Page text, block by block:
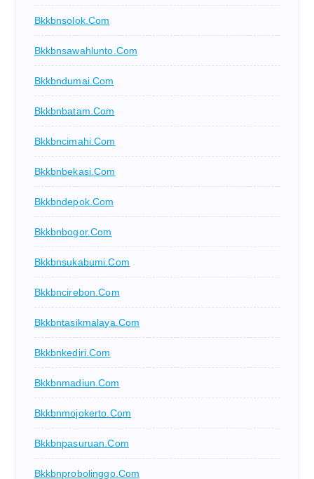
Bkkbnsolok.com
Bkkbnsawahlunto.com
Bkkbndumai.com
Bkkbnbatam.com
Bkkbncimahi.com
Bkkbnbekasi.com
Bkkbndepok.com
Bkkbnbogor.com
Bkkbnsukabumi.com
Bkkbncirebon.com
Bkkbntasikmalaya.com
Bkkbnkediri.com
Bkkbnmadiun.com
Bkkbnmojokerto.com
Bkkbnpasuruan.com
Bkkbnprobolinggo.com